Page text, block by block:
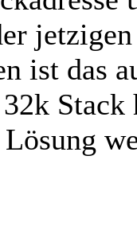
ist das